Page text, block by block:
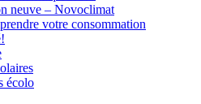
neuve – Novoclimat
votre consommation
écolo